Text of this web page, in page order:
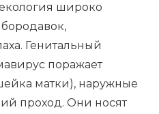
широко
Генитальный
поражает
матки), наружные
проход. Они носят